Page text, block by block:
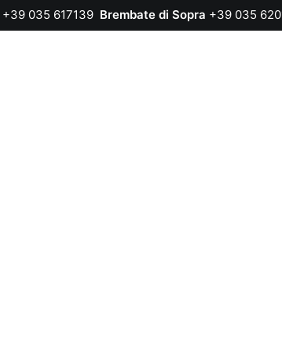
+39 035 617139 Brembate di Sopra +39 035